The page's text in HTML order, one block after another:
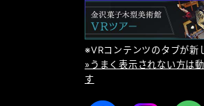
※VRコンテンツのタブが新
»うまく表示されない方は
す